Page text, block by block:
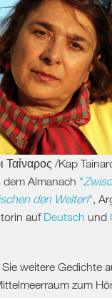
Ταίναρος /Kap
dem Almanach "
den Welten",
auf Deutsch und
weitere Gedichte
zum